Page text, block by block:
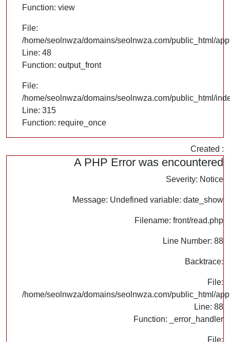
Function: view
File:
/home/seolnwza/domains/seolnwza.com/public_html/
Line: 48
Function: output_front
File:
/home/seolnwza/domains/seolnwza.com/public_html/
Line: 315
Function: require_once
Created :
A PHP Error was encountered
Severity: Notice
Message: Undefined variable: date_show
Filename: front/read.php
Line Number: 88
Backtrace:
File:
/home/seolnwza/domains/seolnwza.com/public_html/
Line: 88
Function: _error_handler
File: